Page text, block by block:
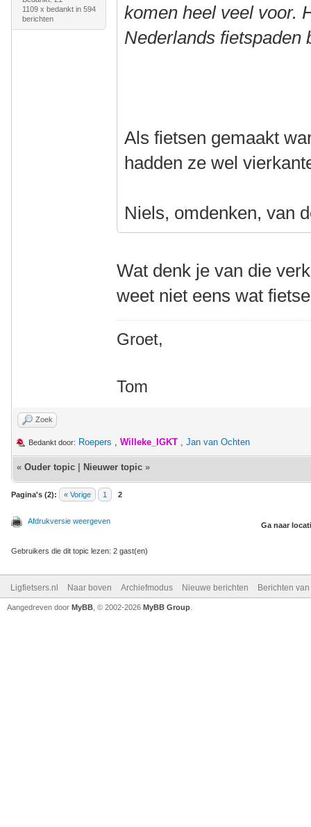
1109 x bedankt in 594
berichten
komen heel veel voor.
Nederlands fietspaden
Als fietsen gemaakt
hadden ze wel
Niels, omdenken, van
Wat denk je van die
weet niet eens wat
Groet,
Tom
Zoek
Bedankt door: Roepers , Willeke_IGKT , Jan van Ochten
« Ouder topic Nieuwer topic »
Pagina's (2): « Vorige 1 2
Afdrukversie weergeven Ga naar
Gebruikers die dit topic lezen: 2 gast(en)
Ligfietsers.nl Naar boven Archiefmodus Nieuwe berichten Berichten
Aangedreven door MyBB , © 2002-2026 MyBB Group